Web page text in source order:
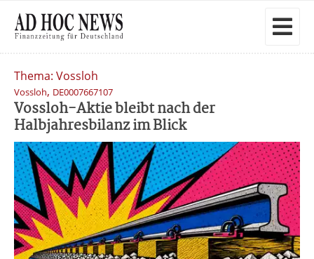
Thema: Vossloh
Vossloh, DE0007667107
Vossloh-Aktie bleibt nach der
Halbjahresbilanz im Blick